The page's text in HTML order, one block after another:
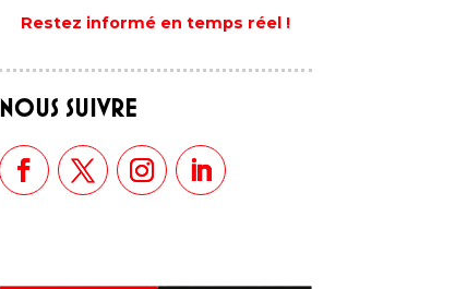
Restez informé en temps réel !
NOUS SUIVRE